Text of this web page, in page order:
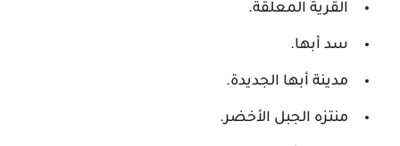
القرية المعلقة.
سد أبها.
مدينة أبها الجديدة.
منتزه الجبل الأخضر.